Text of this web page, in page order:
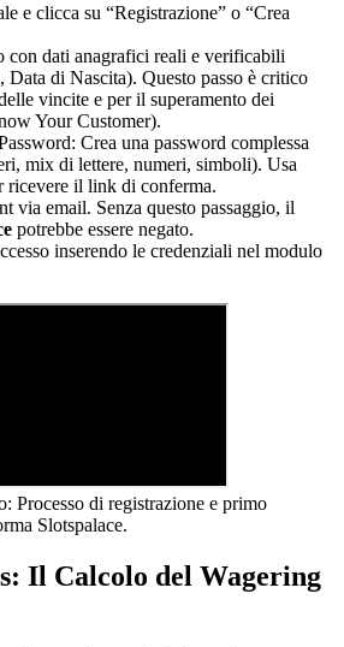
e clicca su “Registrazione” o “Crea
con dati anagrafici reali e verificabili
Data di Nascita). Questo passo è critico
vincite e per il superamento dei
Your Customer).
Crea una password complessa
mix di lettere, numeri, simboli). Usa
ricevere il link di conferma.
via email. Senza questo passaggio, il
potrebbe essere negato.
inserendo le credenziali nel modulo
Processo di registrazione e primo
Slotspalace.
Il Calcolo del Wagering